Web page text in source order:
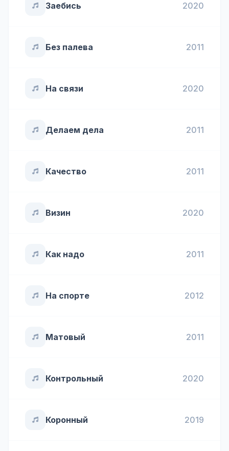
Заебись 2020
Без палева 2011
На связи 2020
Делаем дела 2011
Качество 2011
Визин 2020
Как надо 2011
На спорте 2012
Матовый 2011
Контрольный 2020
Коронный 2019